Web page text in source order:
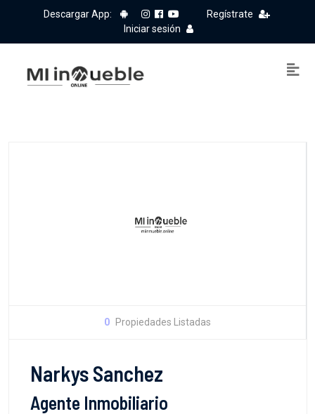
Descargar App:
Regístrate
Iniciar sesión
0 Propiedades Listadas
Narkys Sanchez
Agente Inmobiliario